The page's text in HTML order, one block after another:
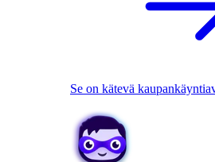
Se on kätevä